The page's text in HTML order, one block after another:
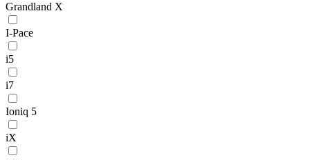
Grandland X
I-Pace
i5
i7
Ioniq 5
iX